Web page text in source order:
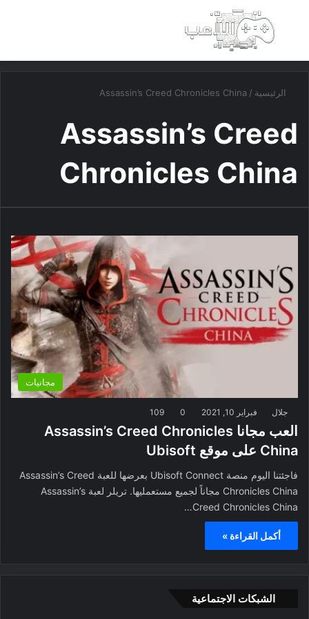
بحث عن
الرئيسية /
Assassin’s Creed Chronicles China
Assassin’s Creed
Chronicles China
مجانيات
جلال فبراير 10, 2021 0
109
العب مجانا Assassin’s Creed Chronicles
China على موقع Ubisoft
فاجئتنا اليوم منصة Ubisoft Connect بعرضها للعبة Assassin’s Creed
Chronicles China مجاناً لجميع مستعمليها. تريلر لعبة Assassin’s
Creed Chronicles China…
أكمل القراءة »
الشبكات الاجتماعية